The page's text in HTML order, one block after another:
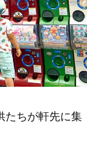
たちが軒先に集